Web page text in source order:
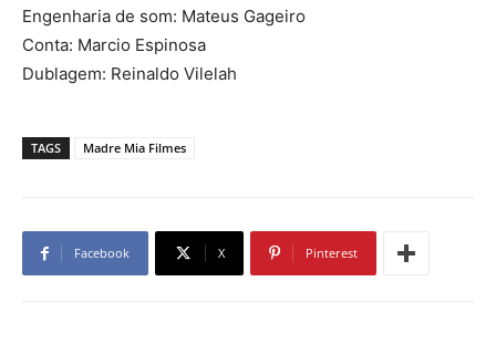
Engenharia de som: Mateus Gageiro
Conta: Marcio Espinosa
Dublagem: Reinaldo Vilelah
TAGS Madre Mia Filmes
Facebook X Pinterest